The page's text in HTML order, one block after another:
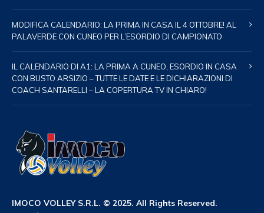
MODIFICA CALENDARIO: LA PRIMA IN CASA IL 4 OTTOBRE! AL
PALAVERDE CON CUNEO PER L’ESORDIO DI CAMPIONATO
IL CALENDARIO DI A1: LA PRIMA A CUNEO, ESORDIO IN CASA
CON BUSTO ARSIZIO – TUTTE LE DATE E LE DICHIARAZIONI DI
COACH SANTARELLI – LA COPERTURA TV IN CHIARO!
IMOCO VOLLEY S.R.L. © 2025. All Rights Reserved.